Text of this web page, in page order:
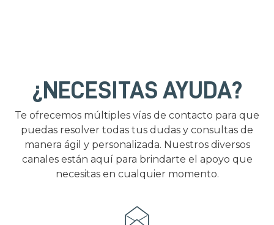
¿NECESITAS AYUDA?
Te ofrecemos múltiples vías de contacto para que
puedas resolver todas tus dudas y consultas de
manera ágil y personalizada. Nuestros diversos
canales están aquí para brindarte el apoyo que
necesitas en cualquier momento.